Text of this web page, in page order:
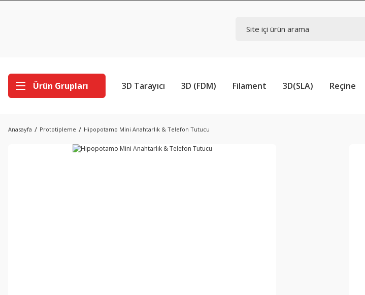
Ürün Grupları 3D Tarayıcı 3D (FDM) Filament 3D(SLA) Reçine
Anasayfa Prototipleme Hipopotamo Mini Anahtarlık & Telefon Tutucu